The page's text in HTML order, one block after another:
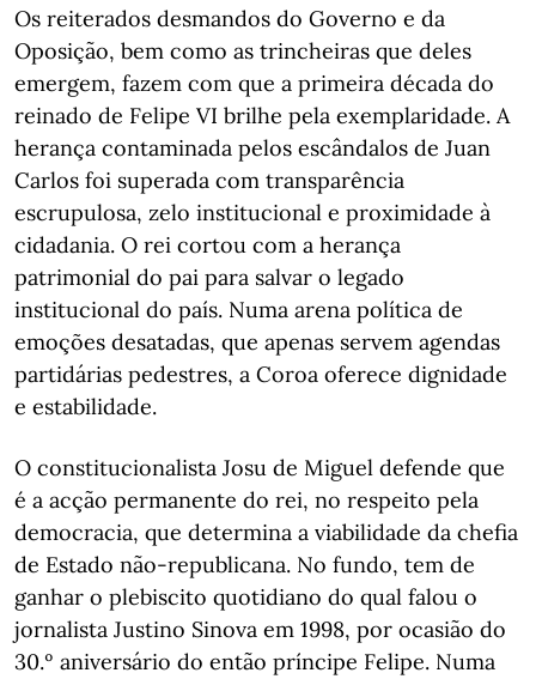
Os reiterados desmandos do Governo e da
Oposição, bem como as trincheiras que deles
emergem, fazem com que a primeira década do
reinado de Felipe VI brilhe pela exemplaridade. A
herança contaminada pelos escândalos de Juan
Carlos foi superada com transparência
escrupulosa, zelo institucional e proximidade à
cidadania. O rei cortou com a herança
patrimonial do pai para salvar o legado
institucional do país. Numa arena política de
emoções desatadas, que apenas servem agendas
partidárias pedestres, a Coroa oferece dignidade
e estabilidade.
O constitucionalista Josu de Miguel defende que
é a acção permanente do rei, no respeito pela
democracia, que determina a viabilidade da chefia
de Estado não-republicana. No fundo, tem de
ganhar o plebiscito quotidiano do qual falou o
jornalista Justino Sinova em 1998, por ocasião do
30.º aniversário do então príncipe Felipe. Numa